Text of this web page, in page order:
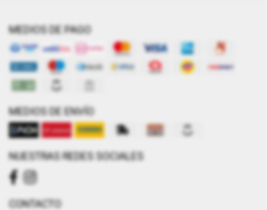
MEDIOS DE PAGO
MEDIOS DE ENVÍO
NUESTRAS REDES SOCIALES
CONTACTO